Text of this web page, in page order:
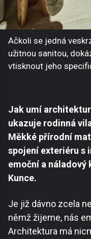
Ačkoli se jedná
užitnou sanitou,
vtisknout jeho
Jak umí
ukazuje rodinná
Měkké přírodní
spojení exteriéru s
emoční a
Kunce.
Je již dávno zcela
němž žijeme, nás
Architektura má